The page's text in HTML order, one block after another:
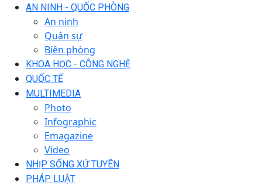
AN NINH - QUỐC PHÒNG
An ninh
Quân sự
Biên phòng
KHOA HỌC - CÔNG NGHỆ
QUỐC TẾ
MULTIMEDIA
Photo
Infographic
Emagazine
Video
NHỊP SỐNG XỨ TUYÊN
PHÁP LUẬT